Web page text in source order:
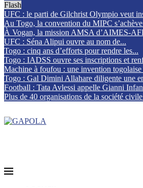
Flash
UFC : le parti de Gilchrist Olympio veut
Au Togo, la convention du MIPC s’achève
À Vogan, la mission AMSA d’AIMES-
UFC : Séna Alipui ouvre au nom de...
Togo : cinq ans d’efforts pour rendre les...
Togo : IADSS ouvre ses inscriptions et
Machine à foufou : une invention togolaise
Togo : Gal Dimini Allahare diligente une
Football : Tata Avlessi appelle Gianni
Plus de 40 organisations de la société